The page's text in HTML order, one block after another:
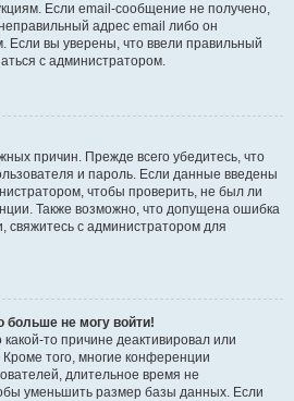
Если email-сообщение не получено,
адрес email либо он
Если вы уверены, что ввели правильный
с администратором.
причин. Прежде всего убедитесь, что
и пароль. Если данные введены
чтобы проверить, не был ли
Также возможно, что допущена ошибка
свяжитесь с администратором для
больше не могу войти!
то причине деактивировал или
того, многие конференции
длительное время не
уменьшить размер базы данных. Если